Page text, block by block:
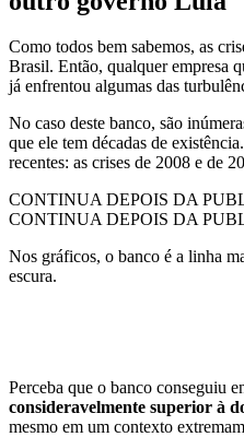
Como todos bem sabemos, as
Brasil. Então, qualquer empresa
já enfrentou algumas das
No caso deste banco, são
que ele tem décadas de
recentes: as crises de 2008 e de
CONTINUA DEPOIS DA
CONTINUA DEPOIS DA
Nos gráficos, o banco é a linha
escura.
Perceba que o banco conseguiu
consideravelmente superior à
mesmo em um contexto